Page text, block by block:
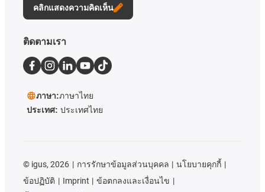
คลิกแสดงความคิดเห็น
ติดตามเรา
ภาษา:ภาษาไทย
ประเทศ: ประเทศไทย
© igus, 2026 การรักษาข้อมูลส่วนบุคคล
นโยบายคุกกี้
ข้อปฏิบัติ
Imprint
ข้อตกลงและเงื่อนไข